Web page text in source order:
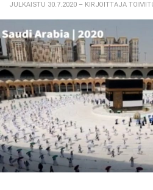
JULKAISTU 30.7.2020 – KIRJOITTAJA